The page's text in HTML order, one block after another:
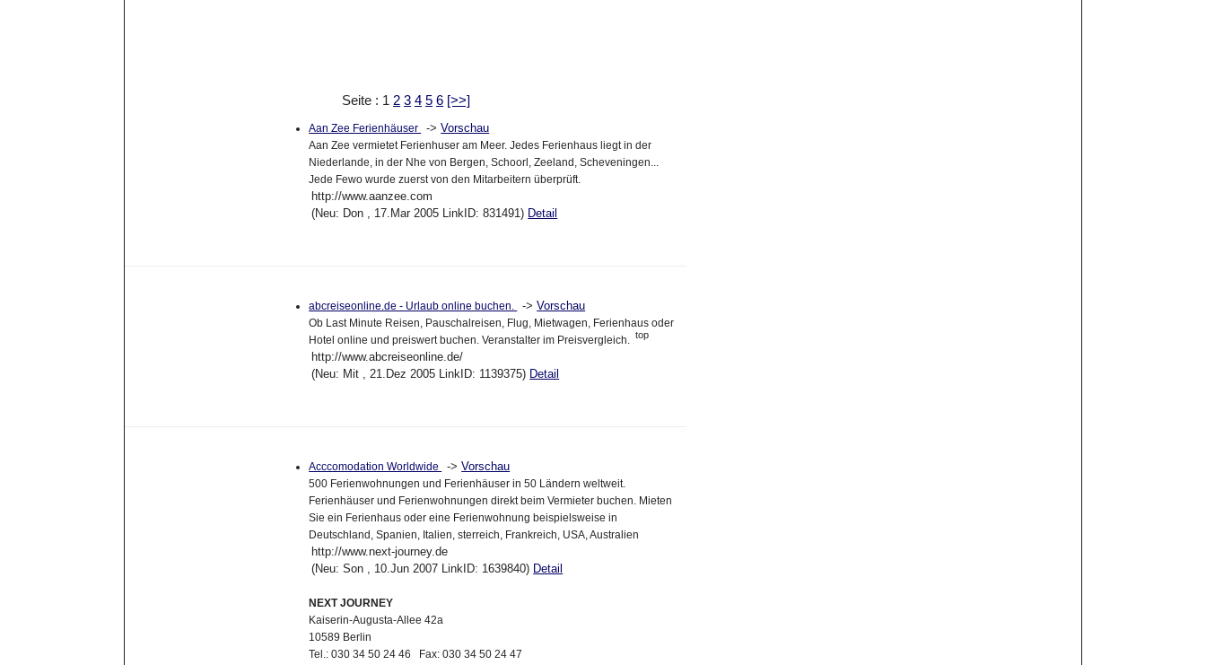
Seite : 1 2 3 4 5 6 [>>]
Aan Zee Ferienhäuser ->Vorschau
Aan Zee vermietet Ferienhuser am Meer. Jedes Ferienhaus liegt in der
Niederlande, in der Nhe von Bergen, Schoorl, Zeeland, Scheveningen...
Jede Fewo wurde zuerst von den Mitarbeitern überprüft.
http://www.aanzee.com
(Neu: Don , 17.Mar 2005 LinkID: 831491) Detail
abcreiseonline.de - Urlaub online buchen. ->Vorschau
Ob Last Minute Reisen, Pauschalreisen, Flug, Mietwagen, Ferienhaus oder
Hotel online und preiswert buchen. Veranstalter im Preisvergleich. top
http://www.abcreiseonline.de/
(Neu: Mit , 21.Dez 2005 LinkID: 1139375) Detail
Acccomodation Worldwide ->Vorschau
500 Ferienwohnungen und Ferienhäuser in 50 Ländern weltweit.
Ferienhäuser und Ferienwohnungen direkt beim Vermieter buchen. Mieten
Sie ein Ferienhaus oder eine Ferienwohnung beispielsweise in
Deutschland, Spanien, Italien, sterreich, Frankreich, USA, Australien
http://www.next-journey.de
(Neu: Son , 10.Jun 2007 LinkID: 1639840) Detail
NEXT JOURNEY
Kaiserin-Augusta-Allee 42a
10589 Berlin
Tel.: 030 34 50 24 46 Fax: 030 34 50 24 47